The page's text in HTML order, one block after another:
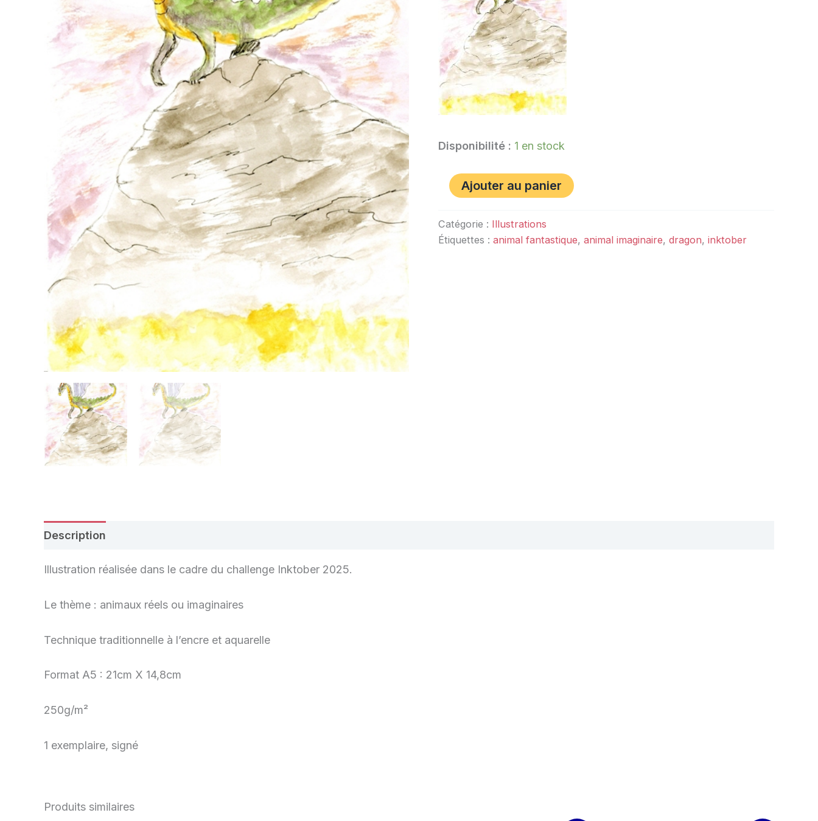
Disponibilité : 1 en stock
Ajouter au panier
Catégorie : Illustrations
Étiquettes : animal fantastique, animal imaginaire, dragon, inktober
Description
Illustration réalisée dans le cadre du challenge Inktober 2025.
Le thème : animaux réels ou imaginaires
Technique traditionnelle à l’encre et aquarelle
Format A5 : 21cm X 14,8cm
250g/m²
1 exemplaire, signé
Produits similaires